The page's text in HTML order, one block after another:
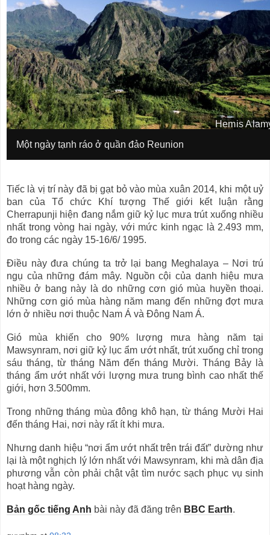
g
o
p
y
r
i
g
t
Hemis
I
a
c
a
p
t
i
o
Một ngày tạnh ráo ở quần đảo Reunion
Tiếc là vị trí này đã bị gạt bỏ vào mùa xuân 2014, khi một uỷ
ban của Tổ chức Khí tượng Thế giới kết luận rằng
Cherrapunji hiện đang nắm giữ kỷ lục mưa trút xuống nhiều
nhất trong vòng hai ngày, với mức kinh ngạc là 2.493 mm,
đo trong các ngày 15-16/6/ 1995.
Điều này đưa chúng ta trở lại bang Meghalaya – Nơi trú
ngụ của những đám mây. Nguồn cội của danh hiệu mưa
nhiều ở bang này là do những cơn gió mùa huyền thoại.
Những cơn gió mùa hàng năm mang đến những đợt mưa
lớn ở nhiều nơi thuộc Nam Á và Đông Nam Á.
Gió mùa khiến cho 90% lượng mưa hàng năm tại
Mawsynram, nơi giữ kỷ lục ẩm ướt nhất, trút xuống chỉ trong
sáu tháng, từ tháng Năm đến tháng Mười. Tháng Bảy là
tháng ẩm ướt nhất với lượng mưa trung bình cao nhất thế
giới, hơn 3.500mm.
Trong những tháng mùa đông khô hạn, từ tháng Mười Hai
đến tháng Hai, nơi này rất ít khi mưa.
Nhưng danh hiệu “nơi ẩm ướt nhất trên trái đất” dường như
lại là một nghịch lý lớn nhất với Mawsynram, khi mà dân địa
phương vẫn còn phải chật vật tìm nước sạch phục vụ sinh
hoạt hàng ngày.
Bản gốc tiếng Anh bài này đã đăng trên BBC Earth.